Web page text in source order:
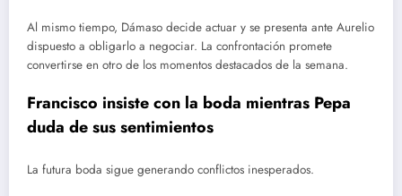
Al mismo tiempo, Dámaso decide actuar y se presenta ante Aurelio
dispuesto a obligarlo a negociar. La confrontación promete
convertirse en otro de los momentos destacados de la semana.
Francisco insiste con la boda mientras Pepa
duda de sus sentimientos
La futura boda sigue generando conflictos inesperados.